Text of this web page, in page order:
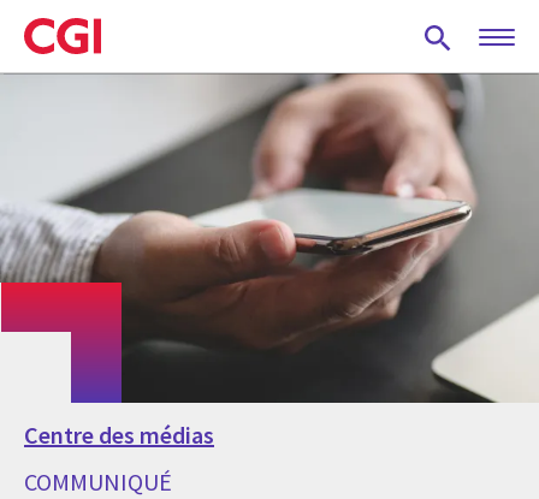
Skip
to
main
Centre des médias
COMMUNIQUÉ